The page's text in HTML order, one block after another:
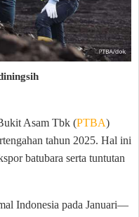
Asam Tbk (PTBA)
tahun 2025. Hal ini
batubara serta tuntutan
Indonesia pada Januari—